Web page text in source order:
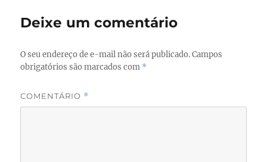
Deixe um comentário
O seu endereço de e-mail não será publicado. Campos
obrigatórios são marcados com *
COMENTÁRIO *